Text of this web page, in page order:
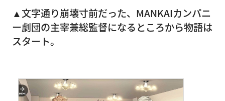
▲文字通り崩壊寸前だった、MANKAIカンパニ
ー劇団の主宰兼総監督になるところから物語は
スタート。